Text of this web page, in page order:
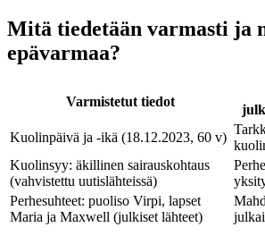
Mitä tiedetään varmasti ja
epävarmaa?
Varmistetut tiedot
Kuolinpäivä ja -ikä (18.12.2023, 60 v)
Kuolinsyy: äkillinen sairauskohtaus
(vahvistettu uutislähteissä)
Perhesuhteet: puoliso Virpi, lapset
Maria ja Maxwell (julkiset lähteet)